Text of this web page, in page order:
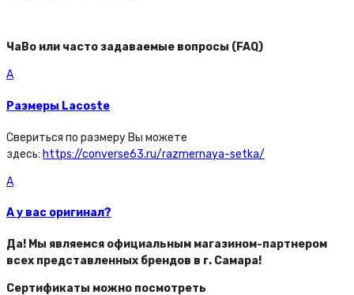
ЧаВо или часто задаваемые вопросы (FAQ)
A
Размеры Lacoste
Свериться по размеру Вы можете
здесь: https://converse63.ru/razmernaya-setka/
A
А у вас оригинал?
Да! Мы являемся официальным магазином-партнером
всех представленных брендов в г. Самара!
Сертификаты можно посмотреть